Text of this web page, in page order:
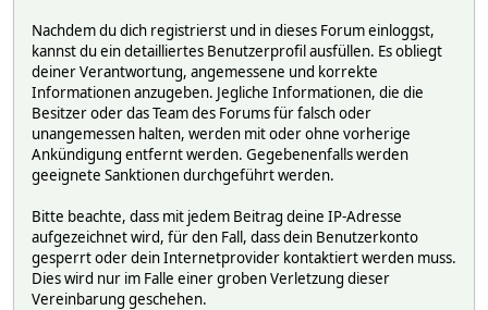
Nachdem du dich registrierst und in dieses Forum einloggst,
kannst du ein detailliertes Benutzerprofil ausfüllen. Es obliegt
deiner Verantwortung, angemessene und korrekte
Informationen anzugeben. Jegliche Informationen, die die
Besitzer oder das Team des Forums für falsch oder
unangemessen halten, werden mit oder ohne vorherige
Ankündigung entfernt werden. Gegebenenfalls werden
geeignete Sanktionen durchgeführt werden.
Bitte beachte, dass mit jedem Beitrag deine IP-Adresse
aufgezeichnet wird, für den Fall, dass dein Benutzerkonto
gesperrt oder dein Internetprovider kontaktiert werden muss.
Dies wird nur im Falle einer groben Verletzung dieser
Vereinbarung geschehen.